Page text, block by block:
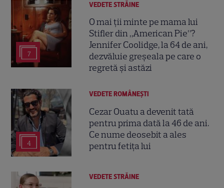
7
VEDETE STRĂINE
O mai ții minte pe mama lui
Stifler din „American Pie”?
Jennifer Coolidge, la 64 de ani,
dezvăluie greșeala pe care o
regretă și astăzi
4
VEDETE ROMÂNEŞTI
Cezar Ouatu a devenit tată
pentru prima dată la 46 de ani.
Ce nume deosebit a ales
pentru fetița lui
VEDETE STRĂINE